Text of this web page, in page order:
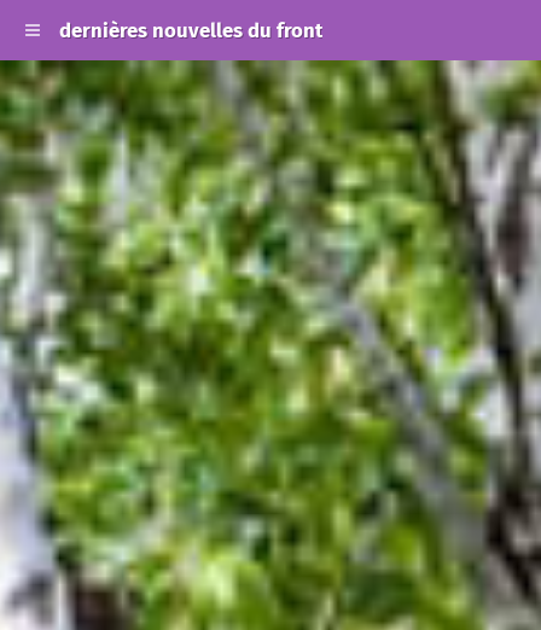
dernières nouvelles du front